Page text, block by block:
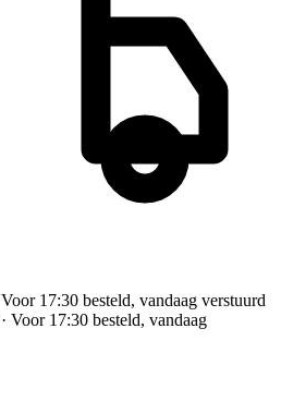
Voor 17:30 besteld, vandaag verstuurd
· Voor 17:30 besteld, vandaag